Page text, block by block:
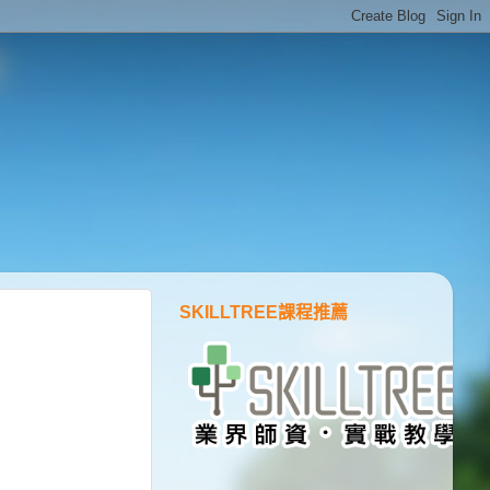
SKILLTREE課程推薦